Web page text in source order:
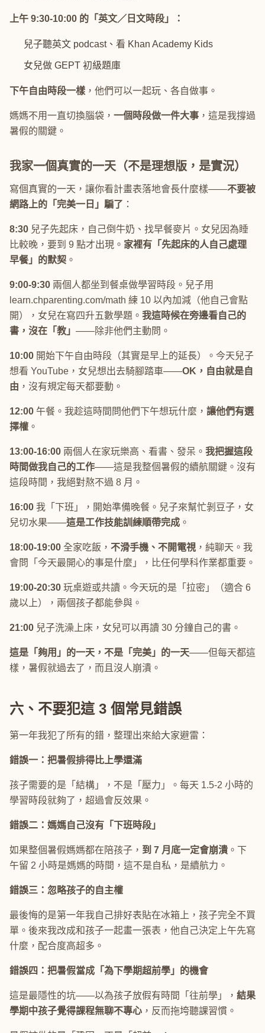
上午 9:30-10:00 的「英文／日文時段」：
兒子聽英文 podcast、看 Khan Academy Kids
女兒做 GEPT 初級題庫
下午自由時段一樣 ，他們可以一起玩、各自做事。
媽媽不用一直切換腦袋， 一個時段做一件大事 ，這是我撐過
暑假的關鍵。
我家一個真實的一天（不是理想版，是實況）
寫個真實的一天，讓你看計畫表落地會長什麼樣——不要被
網路上的「完美一日」騙了 ：
8:30 兒子先起床，自己倒牛奶、找早餐麥片。女兒因為睡
比較晚，要到 9 點才出現。 家裡有「先起床的人自己處理
早餐」的默契 。
9:00-9:30 兩個人都坐到餐桌做學習時段。兒子用
learn.chparenting.com/math 練 10 以內加減（他自己會點
開），女兒在寫四升五數學題。 我這時候在旁邊看自己的
書，沒在「教」 ——除非他們主動問。
10:00 開始下午自由時段（其實是早上的延長）。今天兒子
想看 YouTube，女兒想出去騎腳踏車——OK，自由就是自
由 ，沒有規定每天都要動。
12:00 午餐。我趁這時間問他們下午想玩什麼， 讓他們有選
擇權 。
13:00-16:00 兩個人在家玩樂高、看書、發呆。 我把握這段
時間做我自己的工作——這是我整個暑假的續航關鍵。沒有
這段時間，我絕對熬不過 8 月。
16:00 我「下班」，開始準備晚餐。兒子來幫忙剝豆子，女
兒切水果——這是工作技能訓練順帶完成 。
18:00-19:00 全家吃飯， 不滑手機、不開電視 ，純聊天。我
會問「今天最開心的事是什麼」，比任何學科作業都重要。
19:00-20:30 玩桌遊或共讀。今天玩的是「拉密」（適合 6
歲以上），兩個孩子都能參與。
21:00 兒子洗澡上床，女兒可以再讀 30 分鐘自己的書。
這是「夠用」的一天，不是「完美」的一天——但每天都這
樣，暑假就過去了，而且沒人崩潰。
六、不要犯這 3 個常見錯誤
第一年我犯了所有的錯，整理出來給大家避雷：
錯誤一：把暑假排得比上學還滿
孩子需要的是「結構」，不是「壓力」。每天 1.5-2 小時的
學習時段就夠了，超過會反效果。
錯誤二：媽媽自己沒有「下班時段」
如果整個暑假媽媽都在陪孩子， 到 7 月底一定會崩潰 。下
午留 2 小時是媽媽的時間，這不是自私，是續航力。
錯誤三：忽略孩子的自主權
最後悔的是第一年我自己排好表貼在冰箱上，孩子完全不買
單。後來我改成和孩子一起畫一張表，他自己決定上午先寫
什麼，配合度高超多。
錯誤四：把暑假當成「為下學期超前學」的機會
這是最隱性的坑——以為孩子放假有時間「往前學」， 結果
學期中孩子覺得課程無聊不專心 ，反而拖垮聽課習慣。